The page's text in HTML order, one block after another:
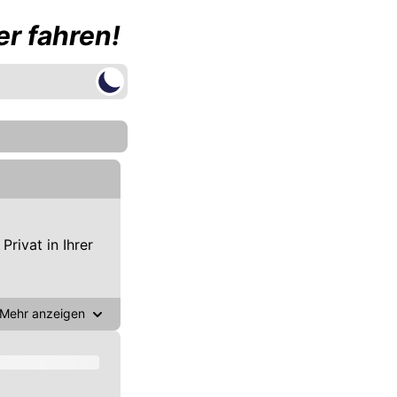
fahren!
in Ihrer
Mehr anzeigen